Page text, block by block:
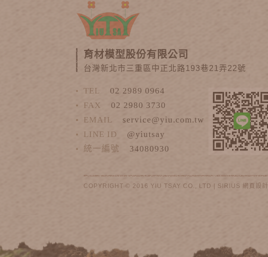
育材模型股份有限公司
台灣新北市三重區中正北路193巷21弄22號
TEL
02 2989 0964
FAX
02 2980 3730
EMAIL
service@yiu.com.tw
LINE ID
@yiutsay
統一編號
34080930
COPYRIGHT © 2016 YIU TSAY CO., LTD | SIRIUS 網頁設計